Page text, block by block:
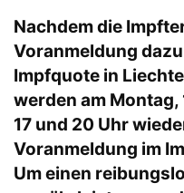
Nachdem die
Voranmeldung
Impfquote in
werden am
17 und 20 Uhr
Voranmeldung im
Um einen